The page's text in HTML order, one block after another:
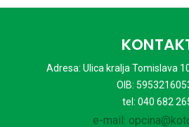
Adresa: Ulica kralja Tomislava
OIB:
tel: 040 682
e-mail: